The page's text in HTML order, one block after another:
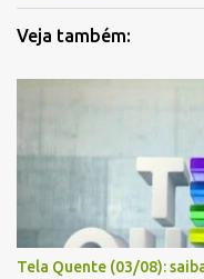
Veja também:
Tela Quente (03/08):